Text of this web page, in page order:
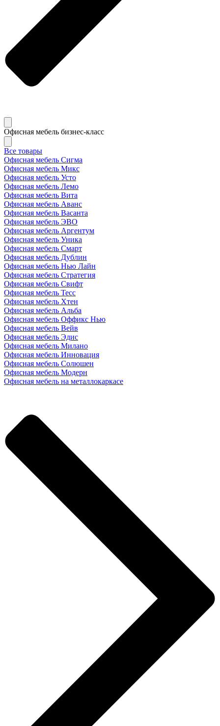
Офисная мебель бизнес-класс
Все товары
Офисная мебель Сигма
Офисная мебель Микс
Офисная мебель Усто
Офисная мебель Лемо
Офисная мебель Вита
Офисная мебель Аванс
Офисная мебель Васанта
Офисная мебель ЭВО
Офисная мебель Аргентум
Офисная мебель Уника
Офисная мебель Смарт
Офисная мебель Дублин
Офисная мебель Нью Лайн
Офисная мебель Стратегия
Офисная мебель Свифт
Офисная мебель Тесс
Офисная мебель Хтен
Офисная мебель Альба
Офисная мебель Оффикс Нью
Офисная мебель Вейв
Офисная мебель Эдис
Офисная мебель Милано
Офисная мебель Инновация
Офисная мебель Солюшен
Офисная мебель Модерн
Офисная мебель на металлокаркасе